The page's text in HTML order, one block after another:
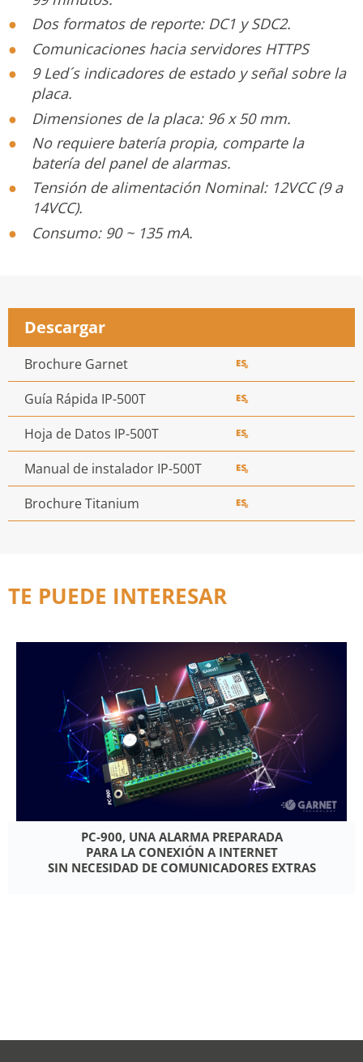
Dos formatos de reporte: DC1 y SDC2.
Comunicaciones hacia servidores HTTPS
9 Led´s indicadores de estado y señal sobre la
placa.
Dimensiones de la placa: 96 x 50 mm.
No requiere batería propia, comparte la
batería del panel de alarmas.
Tensión de alimentación Nominal: 12VCC (9 a
14VCC).
Consumo: 90 ~ 135 mA.
Descargar
Brochure Garnet
Guía Rápida IP-500T
Hoja de Datos IP-500T
Manual de instalador IP-500T
Brochure Titanium
TE PUEDE INTERESAR
PC-900, UNA ALARMA PREPARADA
PARA LA CONEXIÓN A INTERNET
SIN NECESIDAD DE COMUNICADORES EXTRAS